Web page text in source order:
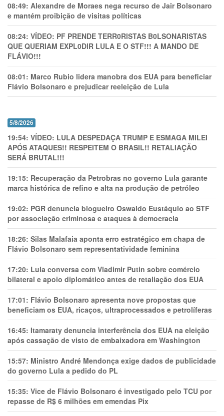
08:49: Alexandre de Moraes nega recurso de Jair Bolsonaro
e mantém proibição de visitas políticas
08:24: VÍDEO: PF PRENDE TERR0RlSTAS B0LSONARlSTAS
QUE QUERIAM EXPL0DlR LULA E O STF!!! A MANDO DE
FLÁVIO!!!
08:01: Marco Rubio lidera manobra dos EUA para beneficiar
Flávio Bolsonaro e prejudicar reeleição de Lula
5/8/2026
19:54: VÍDEO: LULA DESPEDAÇA TRUMP E ESMAGA MILEI
APÓS ATAQUES!! RESPEITEM O BRASIL!! RETALIAÇÃO
SERÁ BRUTAL!!!
19:15: Recuperação da Petrobras no governo Lula garante
marca histórica de refino e alta na produção de petróleo
19:02: PGR denuncia blogueiro Oswaldo Eustáquio ao STF
por associação criminosa e ataques à democracia
18:26: Silas Malafaia aponta erro estratégico em chapa de
Flávio Bolsonaro sem representatividade feminina
17:20: Lula conversa com Vladimir Putin sobre comércio
bilateral e apoio diplomático antes de retaliação dos EUA
17:01: Flávio Bolsonaro apresenta nove propostas que
beneficiam os EUA, ricaços, ultraprocessados e petrolíferas
16:45: Itamaraty denuncia interferência dos EUA na eleição
após cassação de visto de embaixadora em Washington
15:57: Ministro André Mendonça exige dados de publicidade
do governo Lula a pedido do PL
15:35: Vice de Flávio Bolsonaro é investigado pelo TCU por
repasse de R$ 6 milhões em emendas Pix